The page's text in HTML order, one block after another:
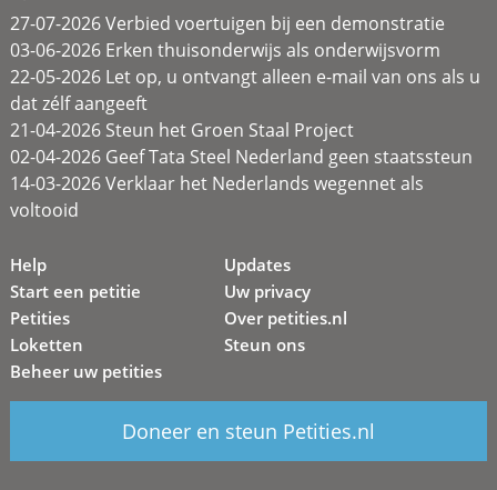
27-07-2026 Verbied voertuigen bij een demonstratie
03-06-2026 Erken thuisonderwijs als onderwijsvorm
22-05-2026 Let op, u ontvangt alleen e-mail van ons als u
dat zélf aangeeft
21-04-2026 Steun het Groen Staal Project
02-04-2026 Geef Tata Steel Nederland geen staatssteun
14-03-2026 Verklaar het Nederlands wegennet als
voltooid
Help
Start een petitie
Petities
Loketten
Beheer uw petities
Updates
Uw privacy
Over petities.nl
Steun ons
Doneer en steun Petities.nl